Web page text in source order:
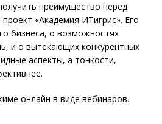
преимущество перед
«Академия ИТигрис». Его
бизнеса, о возможностях
и о вытекающих конкурентных
аспекты, а тонкости,
онлайн в виде вебинаров.